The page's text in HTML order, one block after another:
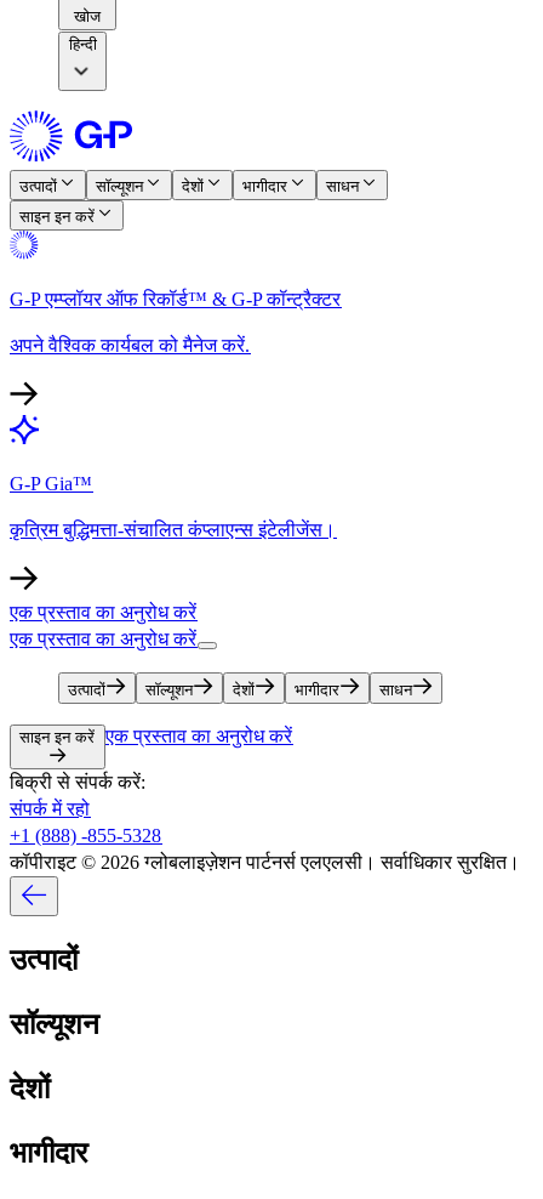
खोज​​
हिन्दी
उत्पादों​​ सॉल्यूशन​​ देशों​​ भागीदार​​
साधन​​
साइन इन करें​​
G-P एम्प्लॉयर ऑफ रिकॉर्ड™ & G-P कॉन्ट्रैक्टर​​
अपने वैश्विक कार्यबल को मैनेज करें.​​
G-P Gia™​​
कृत्रिम बुद्धिमत्ता-संचालित कंप्लाएन्स इंटेलीजेंस।​​
एक प्रस्ताव का अनुरोध करें​​
एक प्रस्ताव का अनुरोध करें​​
उत्पादों​​ सॉल्यूशन​​ देशों​​ भागीदार​​ साधन​​
साइन इन करें​​ एक प्रस्ताव का अनुरोध करें​​
बिक्री से संपर्क करें:​​
संपर्क में रहो​​
+1 (888) -855-5328​​
कॉपीराइट © 2026 ग्लोबलाइज़ेशन पार्टनर्स एलएलसी। सर्वाधिकार सुरक्षित।​​
उत्पादों​​
सॉल्यूशन​​
देशों​​
भागीदार​​